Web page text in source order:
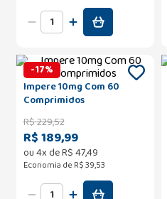
-17%
Impere 10mg Com 60
Comprimidos
R$229,52
R$ 189,99
ou4x deR$47,49
Economia de R$ 39,53